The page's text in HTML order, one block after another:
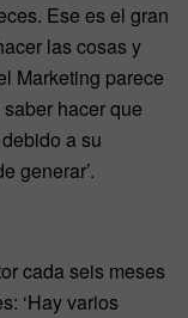
Ese es el gran
las cosas y
Marketing parece
hacer que
a su
generar’.
cada seis meses
‘Hay varios